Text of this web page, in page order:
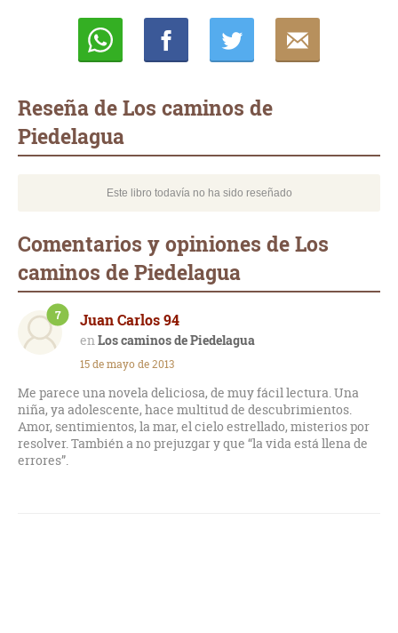
Reseña de Los caminos de
Piedelagua
Este libro todavía no ha sido reseñado
Comentarios y opiniones de Los
caminos de Piedelagua
Juan Carlos 94
Los caminos de Piedelagua
7
15 de mayo de 2013
Me parece una novela deliciosa, de muy fácil lectura. Una
niña, ya adolescente, hace multitud de descubrimientos.
Amor, sentimientos, la mar, el cielo estrellado, misterios por
resolver. También a no prejuzgar y que “la vida está llena de
errores”.